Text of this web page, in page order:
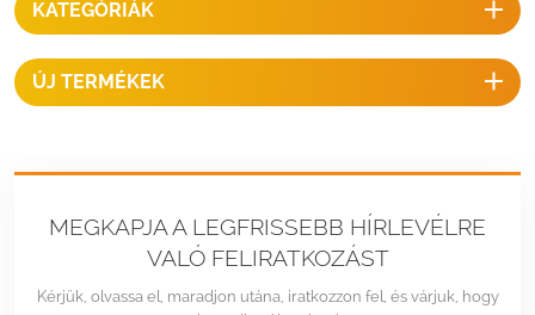
a használatával
meghosszabbítja a panelek
élettartamát.
KATEGÓRIÁK
ÚJ TERMÉKEK
MEGKAPJA A LEGFRISSEBB HÍRLEVÉLRE
VALÓ FELIRATKOZÁST
Kérjük, olvassa el, maradjon utána, iratkozzon fel, és várjuk, hogy